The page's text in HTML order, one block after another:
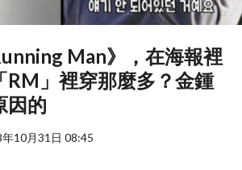
Man》，在海報裡
RM」裡穿那麼多？金鍾
因的
10月31日 08:45